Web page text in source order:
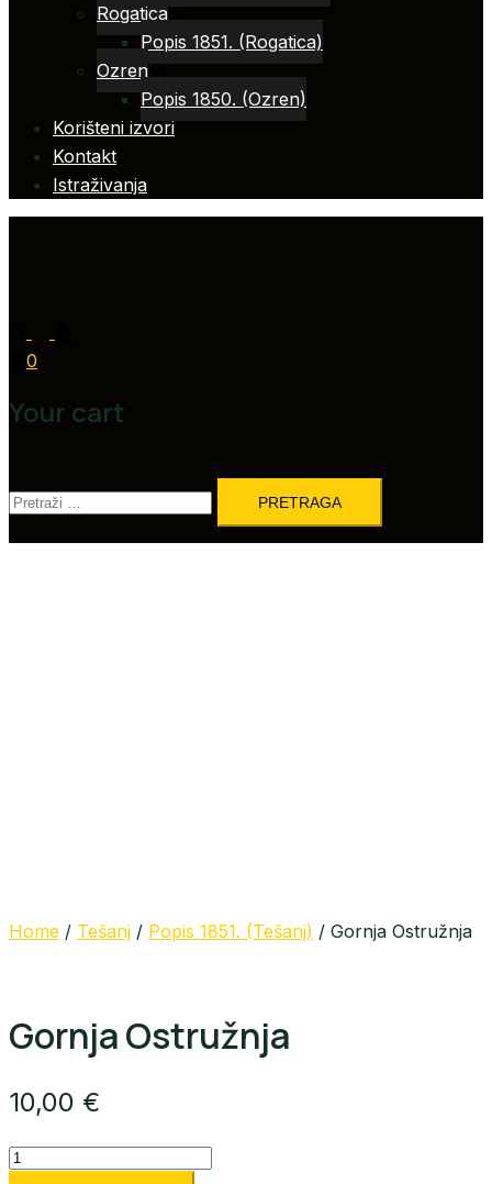
Rogatica
Popis 1851. (Rogatica)
Ozren
Popis 1850. (Ozren)
Korišteni izvori
Kontakt
Istraživanja
0
Your cart
Pretraga:
Home / Tešanj / Popis 1851. (Tešanj) / Gornja Ostružnja
Gornja Ostružnja
10,00 €
Gornja